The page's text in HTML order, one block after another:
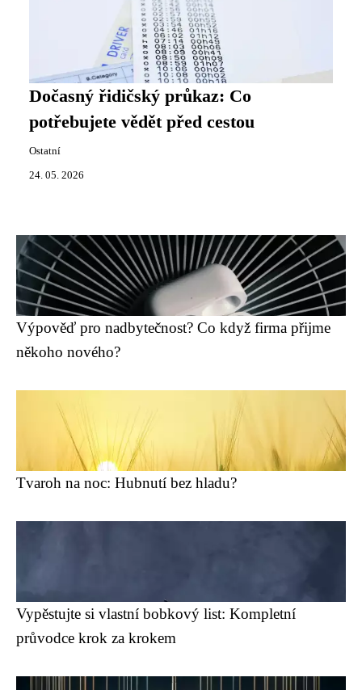
Dočasný řidičský průkaz: Co
potřebujete vědět před cestou
Ostatní
24. 05. 2026
Výpověď pro nadbytečnost? Co když firma přijme
někoho nového?
Tvaroh na noc: Hubnutí bez hladu?
Vypěstujte si vlastní bobkový list: Kompletní
průvodce krok za krokem